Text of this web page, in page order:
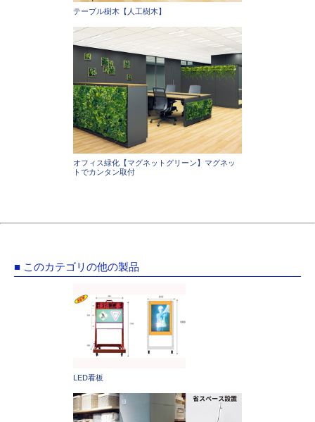
テーブル樹木【人工樹木】
オフィス緑化【マグネットグリーン】マグネッ
トでカンタン取付
■ このカテゴリの他の製品
LED看板